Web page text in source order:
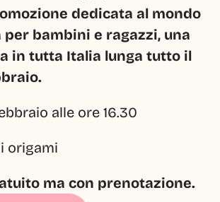
dedicata al mondo
bambini e ragazzi, una
in tutta Italia lunga tutto il
alle ore 16.30
origami
ma con prenotazione.